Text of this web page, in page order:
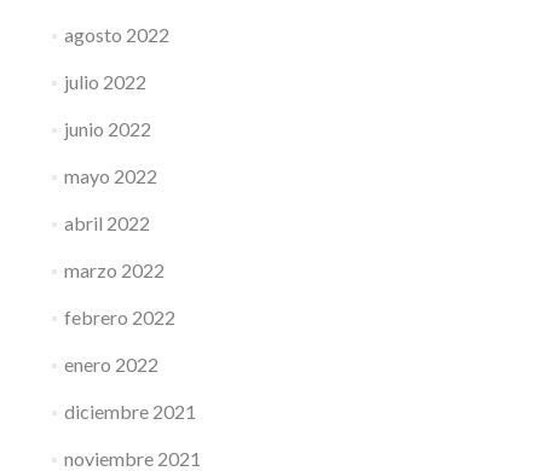
agosto 2022
julio 2022
junio 2022
mayo 2022
abril 2022
marzo 2022
febrero 2022
enero 2022
diciembre 2021
noviembre 2021